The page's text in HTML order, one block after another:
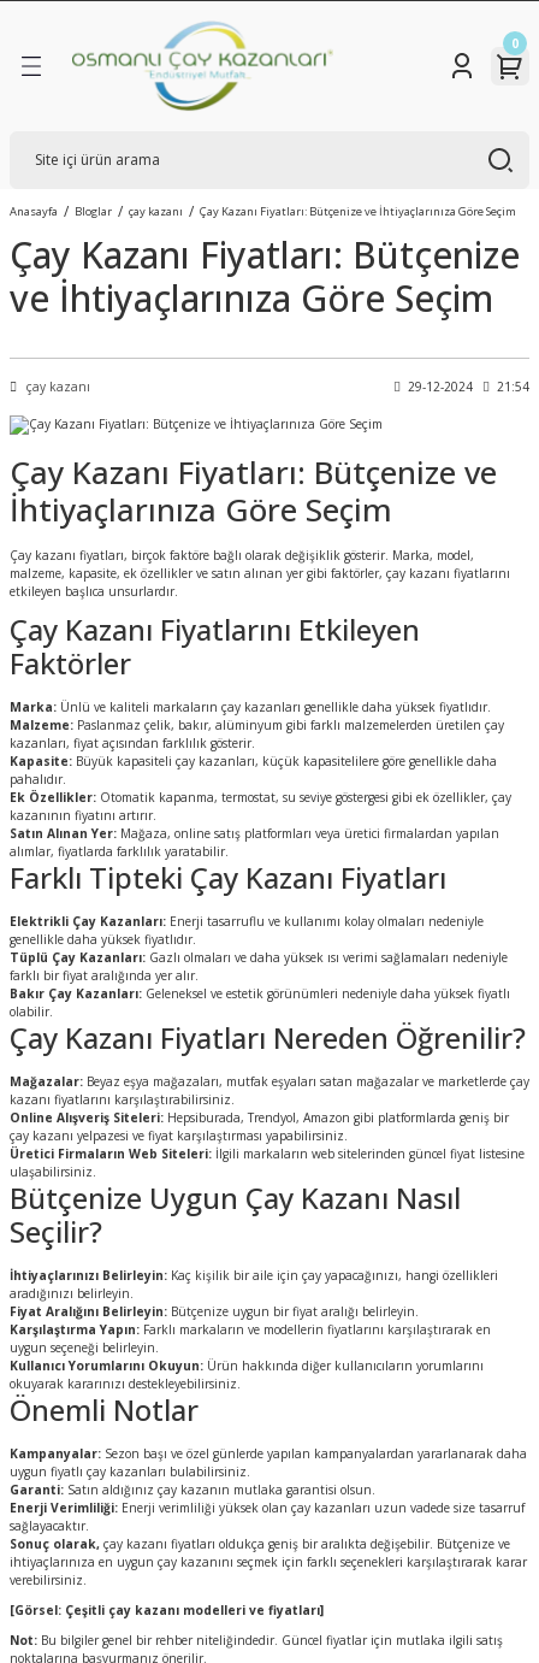
0
Anasayfa Bloglar çay kazanı Çay Kazanı Fiyatları: Bütçenize ve İhtiyaçlarınıza Göre Seçim
Çay Kazanı Fiyatları: Bütçenize
ve İhtiyaçlarınıza Göre Seçim
çay kazanı 29-12-2024 21:54
Çay Kazanı Fiyatları: Bütçenize ve
İhtiyaçlarınıza Göre Seçim
Çay kazanı fiyatları, birçok faktöre bağlı olarak değişiklik gösterir. Marka, model,
malzeme, kapasite, ek özellikler ve satın alınan yer gibi faktörler, çay kazanı fiyatlarını
etkileyen başlıca unsurlardır.
Çay Kazanı Fiyatlarını Etkileyen
Faktörler
Marka: Ünlü ve kaliteli markaların çay kazanları genellikle daha yüksek fiyatlıdır.
Malzeme: Paslanmaz çelik, bakır, alüminyum gibi farklı malzemelerden üretilen çay
kazanları, fiyat açısından farklılık gösterir.
Kapasite: Büyük kapasiteli çay kazanları, küçük kapasitelilere göre genellikle daha
pahalıdır.
Ek Özellikler: Otomatik kapanma, termostat, su seviye göstergesi gibi ek özellikler, çay
kazanının fiyatını artırır.
Satın Alınan Yer: Mağaza, online satış platformları veya üretici firmalardan yapılan
alımlar, fiyatlarda farklılık yaratabilir.
Farklı Tipteki Çay Kazanı Fiyatları
Elektrikli Çay Kazanları: Enerji tasarruflu ve kullanımı kolay olmaları nedeniyle
genellikle daha yüksek fiyatlıdır.
Tüplü Çay Kazanları: Gazlı olmaları ve daha yüksek ısı verimi sağlamaları nedeniyle
farklı bir fiyat aralığında yer alır.
Bakır Çay Kazanları: Geleneksel ve estetik görünümleri nedeniyle daha yüksek fiyatlı
olabilir.
Çay Kazanı Fiyatları Nereden Öğrenilir?
Mağazalar: Beyaz eşya mağazaları, mutfak eşyaları satan mağazalar ve marketlerde çay
kazanı fiyatlarını karşılaştırabilirsiniz.
Online Alışveriş Siteleri: Hepsiburada, Trendyol, Amazon gibi platformlarda geniş bir
çay kazanı yelpazesi ve fiyat karşılaştırması yapabilirsiniz.
Üretici Firmaların Web Siteleri: İlgili markaların web sitelerinden güncel fiyat listesine
ulaşabilirsiniz.
Bütçenize Uygun Çay Kazanı Nasıl
Seçilir?
İhtiyaçlarınızı Belirleyin: Kaç kişilik bir aile için çay yapacağınızı, hangi özellikleri
aradığınızı belirleyin.
Fiyat Aralığını Belirleyin: Bütçenize uygun bir fiyat aralığı belirleyin.
Karşılaştırma Yapın: Farklı markaların ve modellerin fiyatlarını karşılaştırarak en
uygun seçeneği belirleyin.
Kullanıcı Yorumlarını Okuyun: Ürün hakkında diğer kullanıcıların yorumlarını
okuyarak kararınızı destekleyebilirsiniz.
Önemli Notlar
Kampanyalar: Sezon başı ve özel günlerde yapılan kampanyalardan yararlanarak daha
uygun fiyatlı çay kazanları bulabilirsiniz.
Garanti: Satın aldığınız çay kazanın mutlaka garantisi olsun.
Enerji Verimliliği: Enerji verimliliği yüksek olan çay kazanları uzun vadede size tasarruf
sağlayacaktır.
Sonuç olarak, çay kazanı fiyatları oldukça geniş bir aralıkta değişebilir. Bütçenize ve
ihtiyaçlarınıza en uygun çay kazanını seçmek için farklı seçenekleri karşılaştırarak karar
verebilirsiniz.
[Görsel: Çeşitli çay kazanı modelleri ve fiyatları]
Not: Bu bilgiler genel bir rehber niteliğindedir. Güncel fiyatlar için mutlaka ilgili satış
noktalarına başvurmanız önerilir.
Geri Dön
ÇAY KAZANLARI
KAZANLARI
ÇAY KAZANLARI
OTOMATİK ÇAY KAZANLARI
Geri Dön
GAZLI ÇAY KAZANI
ÇAY KAZANLARI
ÇAY KAZANLARI
Geri Dön
BAKIR SEMAVER
ÇELİK SEMAVER